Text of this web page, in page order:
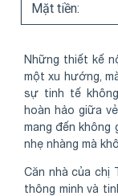
Mặt tiền:
Những thiết kế
một xu hướng,
sự tinh tế
hoàn hảo giữa
mang đến không
nhẹ nhàng mà
Căn nhà của chị
thông minh và